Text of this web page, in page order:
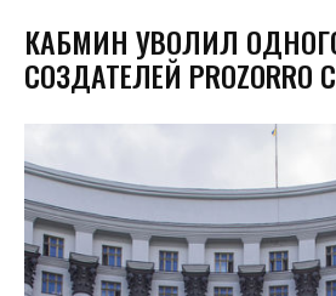
КАБМИН УВОЛИЛ
СОЗДАТЕЛЕЙ